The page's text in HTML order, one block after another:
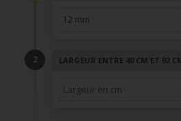
LARGEUR ENTRE 40 CM ET 92